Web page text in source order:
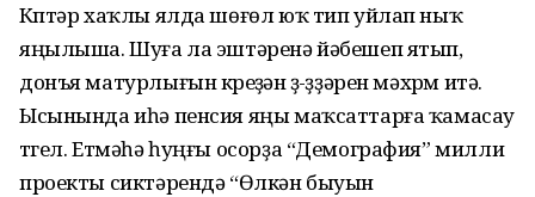
Күптәр хаҡлы ялда шөғөл юҡ тип уйлап ныҡ
яңылыша. Шуға ла эштәренә йәбешеп ятып,
донъя матурлығын күреүҙән үҙ-үҙҙәрен мәхрүм итә.
Ысынында иһә пенсия яңы маҡсаттарға ҡамасау
түгел. Етмәһә һуңғы осорҙа “Демография” милли
проекты сиктәрендә “Өлкән быуын